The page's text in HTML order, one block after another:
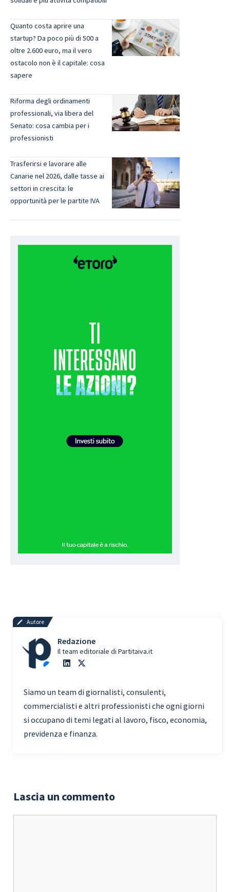
Quanto costa aprire una
startup? Da poco più di 500 a
oltre 2.600 euro, ma il vero
ostacolo non è il capitale: cosa
sapere
Riforma degli ordinamenti
professionali, via libera del
Senato: cosa cambia per i
professionisti
Trasferirsi e lavorare alle
Canarie nel 2026, dalle tasse ai
settori in crescita: le
opportunità per le partite IVA
Autore
Redazione
Il team editoriale di Partitaiva.it
Siamo un team di giornalisti, consulenti,
commercialisti e altri professionisti che ogni giorni
si occupano di temi legati al lavoro, fisco, economia,
previdenza e finanza.
Lascia un commento